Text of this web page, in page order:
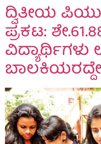
ದ್ವಿತೀಯ
ಪ್ರಕಟ:
ವಿದ್ಯಾರ್ಥಿಗಳು